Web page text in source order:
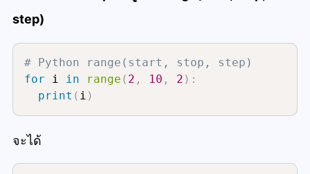
step)
# Python range(start, stop, step)
for i in range ( 2 , 10 , 2 ) :
print ( i )
จะได้